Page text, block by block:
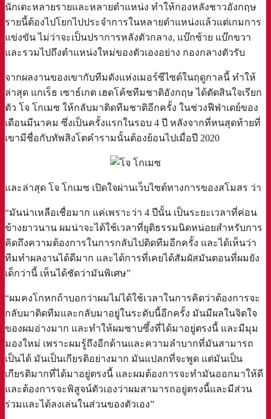
นักเตะหลายรายและหลายตำแหน่ง ทำให้กองหลังชาวอังกฤษ
รายนี้ต้องไปโยกไปประจำการในหลายตำแหน่งแล้วแต่เกมการ
แข่งขัน ไม่ว่าจะเป็นปราการหลังตัวกลาง, แบ๊กซ้าย แบ๊กขวา
และรวมไปถึงตำแหน่งใหม่ของตัวเองอย่าง กองกลางตัวรับ
จากผลงานของเขากับทีมดังแห่งเมอร์ซีไซด์ในฤดูกาลนี้ ทำให้
ล่าสุด แกเร็ธ เซาธ์เกต เฮดโค้ชทีมชาติอังกฤษ ได้ตัดสินใจเรียก
ตัว โจ โกเมซ ให้กลับมาติดทีมชาติอีกครั้ง ในช่วงฟีฟ่าเดย์ของ
เดือนมีนาคม ซึ่งเป็นครั้งแรกในรอบ 4 ปี หลังจากที่หนสุดท้ายที่
เขามีชื่อกับทัพสิงโตคำรามนั้นต้องย้อนไปเมื่อปี 2020
และล่าสุด โจ โกเมซ เปิดใจผ่านเว็บไซต์ทางการของสโมสร ว่า
“มันน่าเหลือเชื่อมาก แค่เพราะว่า 4 ปีนั้น เป็นระยะเวลาที่ค่อน
ข้างยาวนาน ผมน่าจะได้ใช้เวลาที่ยุติธรรมนิดหน่อยสำหรับการ
คิดถึงความต้องการในการกลับไปติดทีมอีกครั้ง และได้เห็นว่า
ทีมทำผลงานได้ดีมาก และได้การที่เคยได้สัมผัสมันตอนที่ผมยัง
เด็กว่านี้ เห็นได้ชัดว่ามันพิเศษ”
“ผมคงโกหกถ้าบอกว่าผมไม่ได้ใช้เวลาในการคิดว่าต้องการจะ
กลับมาติดทีมและกลับมาอยู่ในระดับนี้อีกครั้ง มันมีผลในจิตใจ
ของผมอ่างมาก และทำให้ผมซาบซึ้งที่ได้มาอยู่ตรงนี้ และมีมุม
มองใหม่ เพราะผมรู้ถึงอีกด้านและความลำบากที่มันสามารถ
เป็นได้ มันเป็นเกียรติอย่างมาก มันแปลกที่จะพูด แต่มันเป็น
เกียรติมากที่ได้มาอยู่ตรงนี้ และผมต้องการจะทำมันออกมาให้ดี
และต้องการจะพิสูจน์ตัวเองว่าผมสามารถอยู่ตรงนี้และมีส่วน
ร่วมและได้ลงเล่นในส่วนของตัวเอง”